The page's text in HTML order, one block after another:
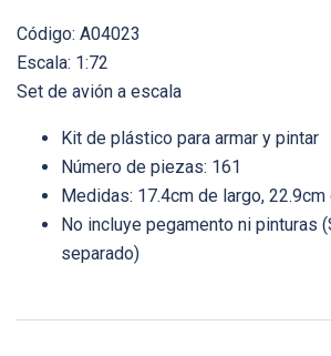
Código: A04023
Escala: 1:72
Set de avión a escala
Kit de plástico para armar y pintar
Número de piezas: 161
Medidas: 17.4cm de largo, 22.9cm
No incluye pegamento ni pinturas
separado)